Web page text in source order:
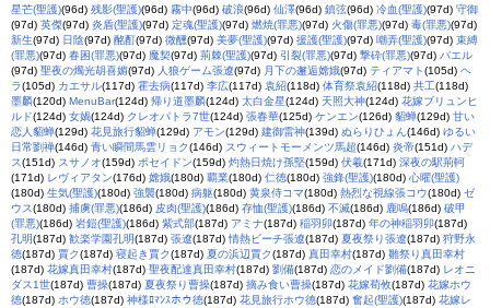
星芒(聖護)(96d) 残影(聖護)(96d) 霧中(96d) 破浪(96d) 仙澤(96d) 鎮弦(96d) 冷血(聖護)(97d) 守御
(97d) 英傑(97d) 炎盾(聖護)(97d) 定魂(聖護)(97d) 燃焼(罪悪)(97d) 火傷(罪悪)(97d) 毒(罪悪)(97d)
新生(97d) 日陰(97d) 酩酊(97d) 微醺(97d) 美夢(聖護)(97d) 援護(聖護)(97d) 嘲弄(聖護)(97d) 束縛
(罪悪)(97d) 春困(罪悪)(97d) 魔契(97d) 荊棘(聖護)(97d) 引裂(罪悪)(97d) 撃砕(罪悪)(97d) バエル
(97d) 聖夜の燭光胡喜媚(97d) 人狼ゲーム張遼(97d) 月下の邂逅嫦娥(97d) ティアマト(105d) ヘ
ラ(105d) カエサル(117d) 霍去病(117d) 李広(117d) 袁紹(118d) 体育祭袁紹(118d) 共工(118d)
墨麟(120d) MenuBar(124d) 帰り道墨麟(124d) 太白金星(124d) 天照大神(124d) 花嫁ブリュンヒ
ルド(124d) 女媧(124d) クレオパトラ7世(124d) 張春華(125d) ケンエン(126d) 貂蝉(129d) 甘い
恋人貂蝉(129d) 花見旅行貂蝉(129d) アモン(129d) 建御雷神(139d) ぬらりひょん(146d) ゆるい
日常劉禅(146d) 青い瞬間馬雲リョク(146d) スウィートモーメンツ馬超(146d) 炎帝(151d) ハデ
ス(151d) スサノオ(159d) ポセイドン(159d) 灼熱日焼け孫堅(159d) 伏羲(171d) 深夜の駅荊軻
(171d) レヴィアタン(176d) 嫦娥(180d) 覇業(180d) 仁徳(180d) 強鋒(聖護)(180d) 心曜(聖護)
(180d) 生気(聖護)(180d) 強襲(180d) 病躯(180d) 黄泉侍コマ(180d) 熱烈な視線張コウ(180d) ゼ
ウス(180d) 捕虜(罪悪)(186d) 皮肉(聖護)(186d) 存恤(聖護)(186d) 不滅(186d) 鹿鳴(186d) 破甲
(罪悪)(186d) 岩鎧(聖護)(186d) 紫式部(187d) アミナ(187d) 稲羽卯(187d) 年の神稲羽卯(187d)
孔明(187d) 歓楽学園孔明(187d) 張遼(187d) 情熱ビーチ張遼(187d) 夏夜祭り張遼(187d) 狩野永
徳(187d) 賈ク(187d) 寝起き賈ク(187d) 夏の浜辺賈ク(187d) 真田幸村(187d) 雛祭り真田幸村
(187d) 花嫁真田幸村(187d) 聖夜配達真田幸村(187d) 劉備(187d) 恋のメイド劉備(187d) レオニ
ダス1世(187d) 曹操(187d) 夏夜祭り曹操(187d) 摘み食い曹操(187d) 花嫁荀攸(187d) 花嫁ホウ
徳(187d) ホウ徳(187d) 神様ﾛﾏﾝｽホウ徳(187d) 花見旅行ホウ德(187d) 奮起(聖護)(187d) 花嫁レ